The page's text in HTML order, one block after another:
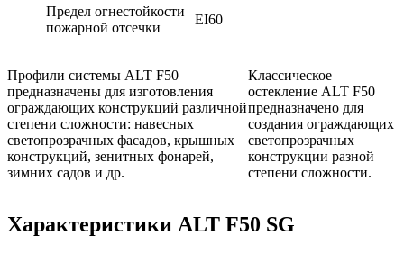
Предел огнестойкости
пожарной отсечки
EI60
Профили системы ALT F50
предназначены для изготовления
ограждающих конструкций различной
степени сложности: навесных
светопрозрачных фасадов, крышных
конструкций, зенитных фонарей,
зимних садов и др.
Классическое
остекление ALT F50
предназначено для
создания ограждающих
светопрозрачных
конструкции разной
степени сложности.
Характеристики ALT F50 SG